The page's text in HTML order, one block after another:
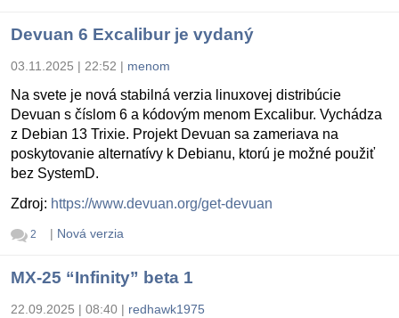
Devuan 6 Excalibur je vydaný
03.11.2025 | 22:52 | menom
Na svete je nová stabilná verzia linuxovej distribúcie
Devuan s číslom 6 a kódovým menom Excalibur. Vychádza
z Debian 13 Trixie. Projekt Devuan sa zameriava na
poskytovanie alternatívy k Debianu, ktorú je možné použiť
bez SystemD.
Zdroj: https://www.devuan.org/get-devuan
2 | Nová verzia
MX-25 “Infinity” beta 1
22.09.2025 | 08:40 | redhawk1975